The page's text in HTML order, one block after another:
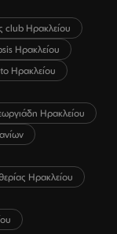
club Ηρακλείου
Ηρακλείου
Ηρακλείου
Ηρακλείου
Ηρακλείου